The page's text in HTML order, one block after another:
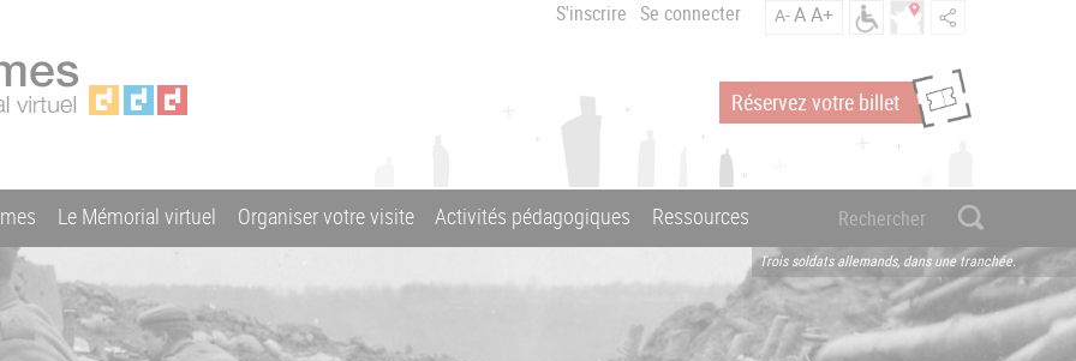
S'inscrire Se connecter A-AA+
Réservez votre billet
Le Mémorial virtuel Organiser votre visite Activités pédagogiques Ressources
Trois soldats allemands, dans une tranchée.